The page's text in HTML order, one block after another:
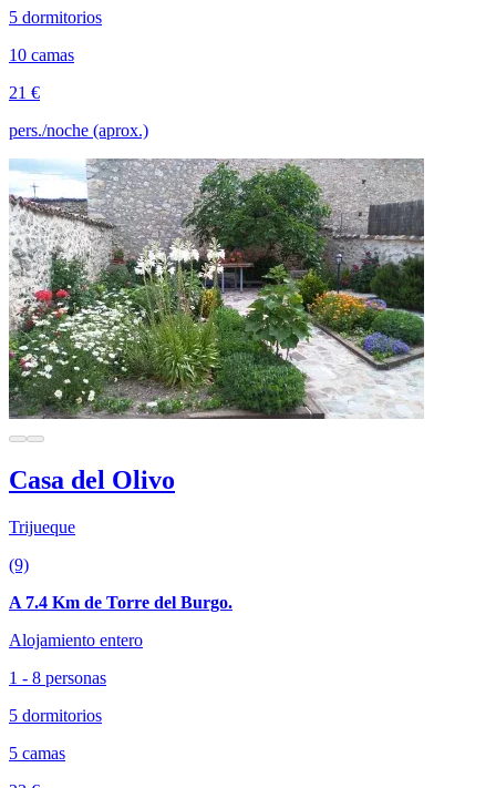
5 dormitorios
10 camas
21 €
pers./noche (aprox.)
Casa del Olivo
Trijueque
(9)
A 7.4 Km de Torre del Burgo.
Alojamiento entero
1 - 8 personas
5 dormitorios
5 camas